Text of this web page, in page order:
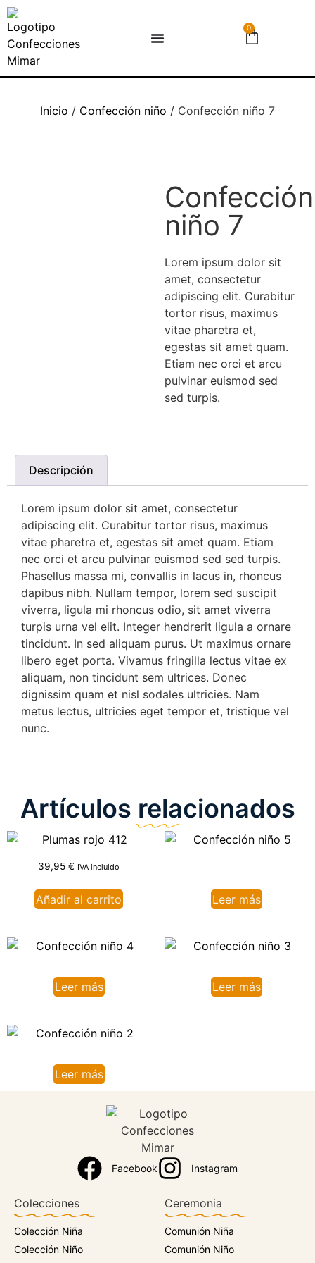
0
Inicio / Confección niño / Confección niño 7
Confección
niño 7
Lorem ipsum dolor sit
amet, consectetur
adipiscing elit. Curabitur
tortor risus, maximus
vitae pharetra et,
egestas sit amet quam.
Etiam nec orci et arcu
pulvinar euismod sed
sed turpis.
Descripción
Lorem ipsum dolor sit amet, consectetur
adipiscing elit. Curabitur tortor risus, maximus
vitae pharetra et, egestas sit amet quam. Etiam
nec orci et arcu pulvinar euismod sed sed turpis.
Phasellus massa mi, convallis in lacus in, rhoncus
dapibus nibh. Nullam tempor, lorem sed suscipit
viverra, ligula mi rhoncus odio, sit amet viverra
turpis urna vel elit. Integer hendrerit ligula a ornare
tincidunt. In sed aliquam purus. Ut maximus ornare
libero eget porta. Vivamus fringilla lectus vitae ex
aliquam, non tincidunt sem ultrices. Donec
dignissim quam et nisl sodales ultricies. Nam
metus lectus, ultricies eget tempor et, tristique vel
nunc.
Artículos relacionados
39,95 € IVA incluido
Añadir al carrito Leer más
Leer más Leer más
Leer más
Facebook Instagram
Colecciones
Colección Niña
Colección Niño
Ceremonia
Comunión Niña
Comunión Niño